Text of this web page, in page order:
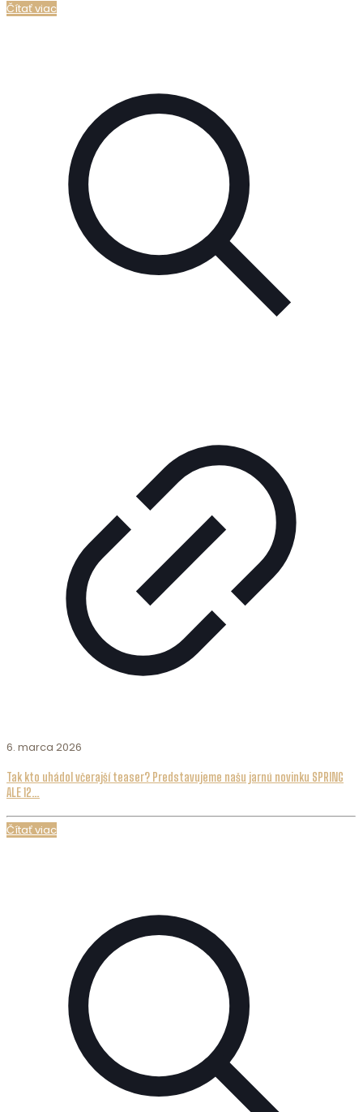
Čítať viac
6. marca 2026
Tak kto uhádol včerajší teaser? Predstavujeme našu jarnú novinku SPRING
ALE 12…
Čítať viac